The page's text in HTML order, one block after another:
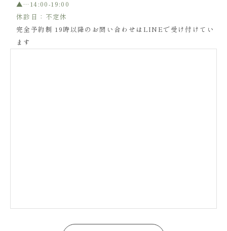
▲…14:00-19:00
休診日：不定休
完全予約制 19時以降のお問い合わせはLINEで受け付けてい
ます